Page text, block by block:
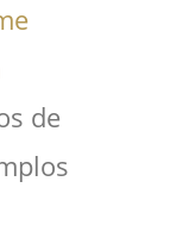
de